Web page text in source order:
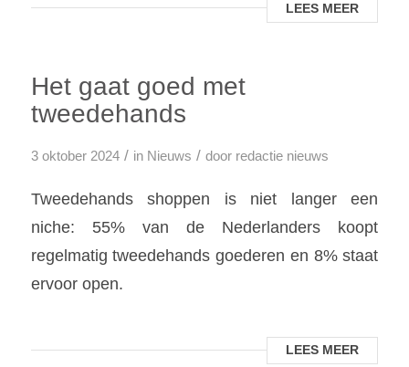
LEES MEER
Het gaat goed met
tweedehands
3 oktober 2024 / in Nieuws / door redactie nieuws
Tweedehands shoppen is niet langer een
niche: 55% van de Nederlanders koopt
regelmatig tweedehands goederen en 8% staat
ervoor open.
LEES MEER